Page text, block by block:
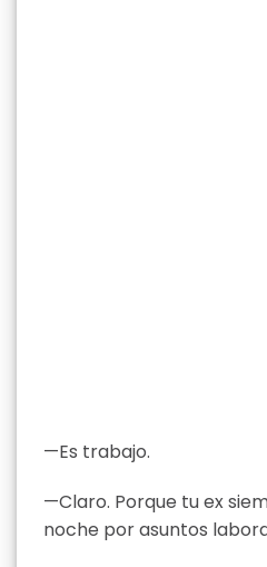
—Es trabajo.
—Claro. Porque tu ex
noche por asuntos